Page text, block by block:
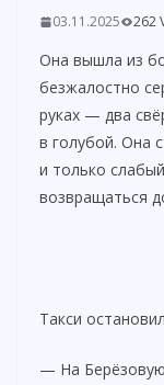
03.11.2025 262
Она вышла из
безжалостно
руках — два
в голубой. Она
и только
возвращаться
Такси
— На